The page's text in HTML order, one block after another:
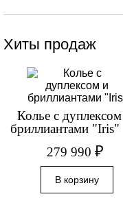
Хиты продаж
Колье с
бриллиантами "Iris"
279 990₽